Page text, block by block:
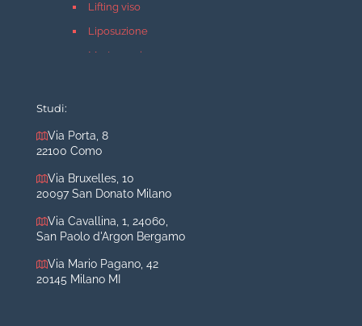
Lifting viso
Liposuzione
Mastopessi
Rinoplastica
Medicina estetica Milano
Acido ialuronico viso
Aumento labbra
Filler
Studi:
Via Porta, 8
22100 Como
Via Bruxelles, 10
20097 San Donato Milano
Via Cavallina, 1, 24060,
San Paolo d'Argon Bergamo
Via Mario Pagano, 42
20145 Milano MI